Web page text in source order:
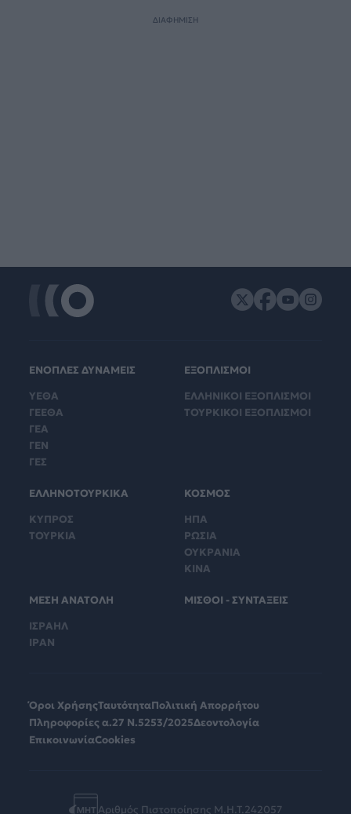
ΔΙΑΦΗΜΙΣΗ
ΕΝΟΠΛΕΣ ΔΥΝΑΜΕΙΣ
ΥΕΘΑ
ΓΕΕΘΑ
ΓΕΑ
ΓΕΝ
ΓΕΣ
ΕΞΟΠΛΙΣΜΟΙ
ΕΛΛΗΝΙΚΟΙ ΕΞΟΠΛΙΣΜΟΙ
ΤΟΥΡΚΙΚΟΙ ΕΞΟΠΛΙΣΜΟΙ
ΕΛΛΗΝΟΤΟΥΡΚΙΚΑ
ΚΥΠΡΟΣ
ΤΟΥΡΚΙΑ
ΚΟΣΜΟΣ
ΗΠΑ
ΡΩΣΙΑ
ΟΥΚΡΑΝΙΑ
ΚΙΝΑ
ΜΕΣΗ ΑΝΑΤΟΛΗ
ΙΣΡΑΗΛ
ΙΡΑΝ
ΜΙΣΘΟΙ - ΣΥΝΤΑΞΕΙΣ
Όροι ΧρήσηςΤαυτότηταΠολιτική Απορρήτου
Πληροφορίες α.27 Ν.5253/2025Δεοντολογία
ΕπικοινωνίαCookies
Αριθμός Πιστοποίησης Μ.Η.Τ.242057